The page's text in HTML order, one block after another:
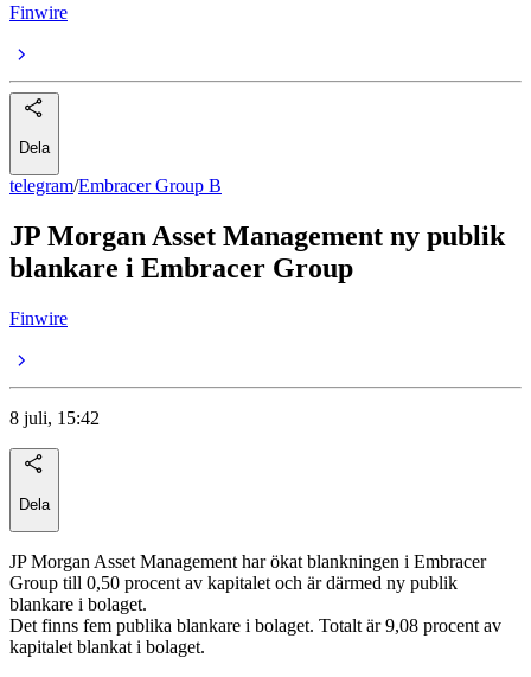
Finwire
Dela
telegram/Embracer Group B
JP Morgan Asset Management ny publik
blankare i Embracer Group
Finwire
8 juli, 15:42
Dela
JP Morgan Asset Management har ökat blankningen i Embracer
Group till 0,50 procent av kapitalet och är därmed ny publik
blankare i bolaget.
Det finns fem publika blankare i bolaget. Totalt är 9,08 procent av
kapitalet blankat i bolaget.